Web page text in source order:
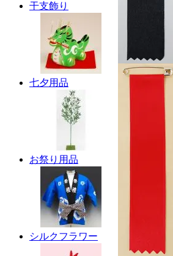
干支飾り
七夕用品
お祭り用品
シルクフラワー